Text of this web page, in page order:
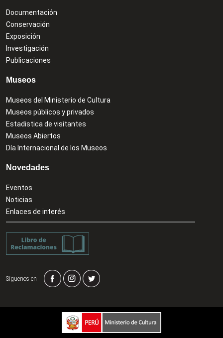
Documentación
Conservación
Exposición
Investigación
Publicaciones
Museos
Museos del Ministerio de Cultura
Museos públicos y privados
Estadistica de visitantes
Museos Abiertos
Día Internacional de los Museos
Novedades
Eventos
Noticias
Enlaces de interés
Síguenos en